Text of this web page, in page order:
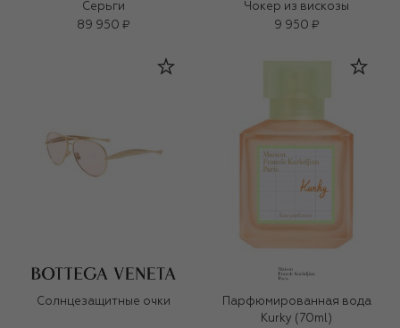
Серьги
89 950 ₽
Чокер из вискозы
9 950 ₽
Солнцезащитные очки
Парфюмированная вода
Kurky (70ml)